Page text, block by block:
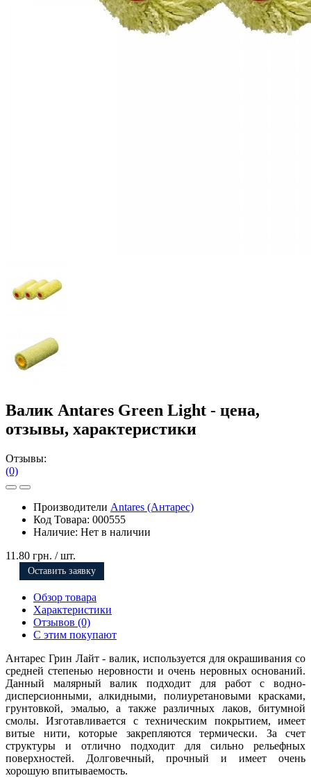
Валик Antares Green Light - цена,
отзывы, характеристики
Отзывы:
(0)
Производители Antares (Антарес)
Код Товара: 000555
Наличие: Нет в наличии
11.80 грн. / шт.
Оставить заявку
Обзор товара
Характеристики
Отзывов (0)
С этим покупают
Антарес Грин Лайт - валик, используется для окрашивания со
средней степенью неровности и очень неровных оснований.
Данный малярный валик подходит для работ с водно-
дисперсионными, алкидными, полиуретановыми красками,
грунтовкой, эмалью, а также различных лаков, битумной
смолы. Изготавливается с техническим покрытием, имеет
витые нити, которые закрепляются термически. За счет
структуры и отлично подходит для сильно рельефных
поверхностей. Долговечный, прочный и имеет очень
хорошую впитываемость.